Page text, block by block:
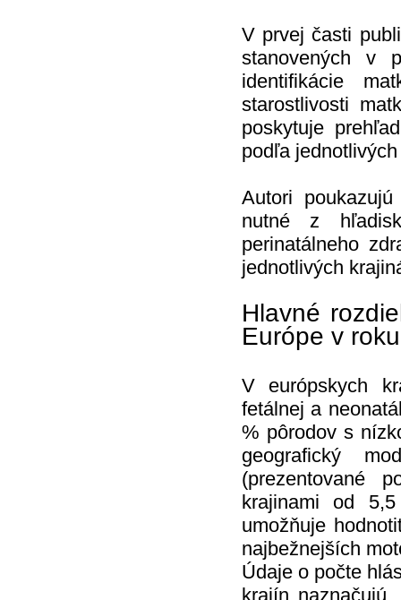
V prvej časti
stanovených v
identifikácie
starostlivosti
poskytuje
podľa
Autori
nutné z
perinatálneho
jednotlivých
Hlavné
Európe v
V európskych
fetálnej a
% pôrodov s
geografický
(prezentované
krajinami od
umožňuje
najbežnejších
Údaje o počte
krajín